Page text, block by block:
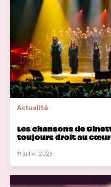
Actualité
Les chansons de
toujours droit au cœur
11 juillet 2026